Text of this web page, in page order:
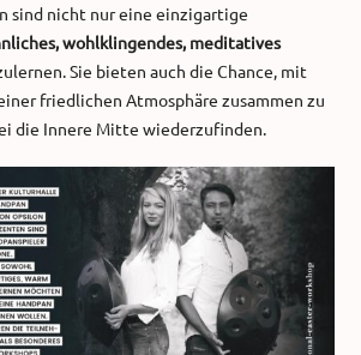
sind nicht nur eine einzigartige
wohlklingendes, meditatives
Sie bieten auch die Chance, mit
friedlichen Atmosphäre zusammen zu
die Innere Mitte wiederzufinden.